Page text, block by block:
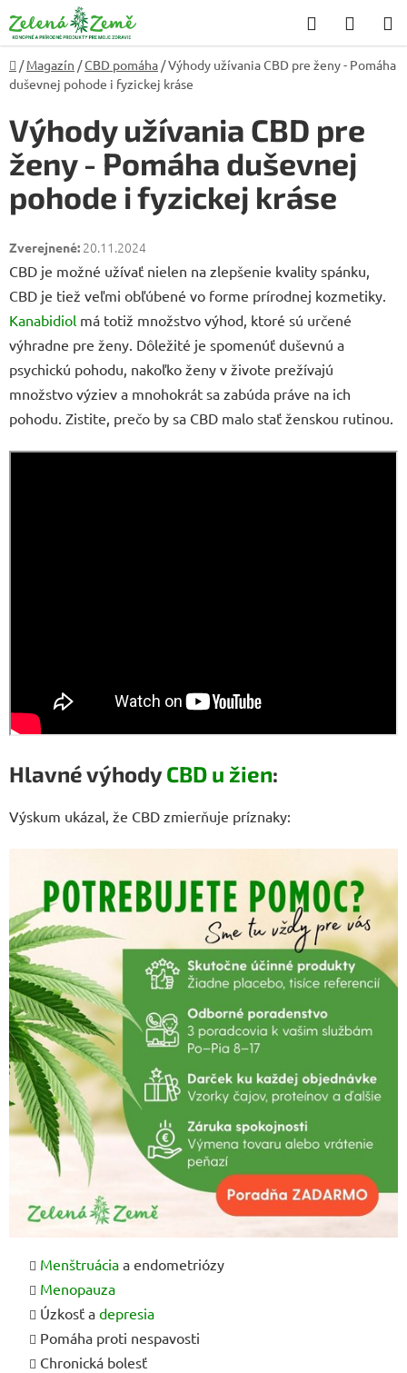
na
obsah
Hľadať
KOŠÍK
Domov
/ Magazín /CBD pomáha /Výhody užívania CBD pre ženy - Pomáha
duševnej pohode i fyzickej kráse
Výhody užívania CBD pre
ženy - Pomáha duševnej
pohode i fyzickej kráse
20.11.2024
CBD je možné užívať nielen na zlepšenie kvality spánku,
CBD je tiež veľmi obľúbené vo forme prírodnej kozmetiky.
Kanabidiol má totiž množstvo výhod, ktoré sú určené
výhradne pre ženy. Dôležité je spomenúť duševnú a
psychickú pohodu, nakoľko ženy v živote prežívajú
množstvo výziev a mnohokrát sa zabúda práve na ich
pohodu. Zistite, prečo by sa CBD malo stať ženskou rutinou.
Hlavné výhodyCBD u žien:
Výskum ukázal, že CBD zmierňuje príznaky:
Menštruácia a endometriózy
Menopauza
Úzkosť a depresia
Pomáha proti nespavosti
Chronická bolesť